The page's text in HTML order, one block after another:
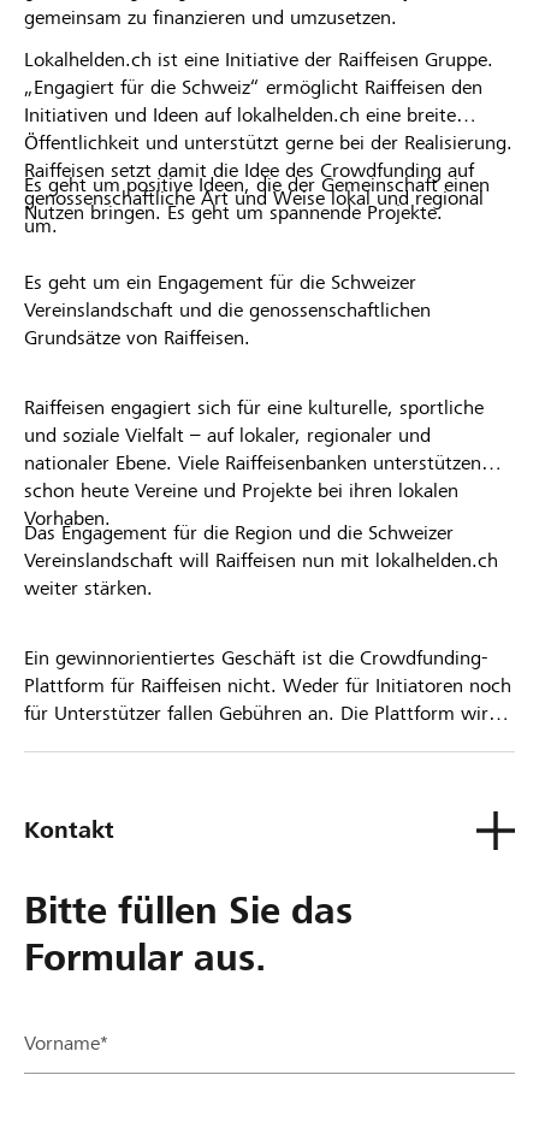
gemeinsam zu finanzieren und umzusetzen.
Lokalhelden.ch ist eine Initiative der Raiffeisen Gruppe.
„Engagiert für die Schweiz“ ermöglicht Raiffeisen den
Initiativen und Ideen auf lokalhelden.ch eine breite
Öffentlichkeit und unterstützt gerne bei der Realisierung.
Raiffeisen setzt damit die Idee des Crowdfunding auf
genossenschaftliche Art und Weise lokal und regional
um.
Es geht um positive Ideen, die der Gemeinschaft einen
Nutzen bringen. Es geht um spannende Projekte.
Es geht um ein Engagement für die Schweizer
Vereinslandschaft und die genossenschaftlichen
Grundsätze von Raiffeisen.
Raiffeisen engagiert sich für eine kulturelle, sportliche
und soziale Vielfalt – auf lokaler, regionaler und
nationaler Ebene. Viele Raiffeisenbanken unterstützen
schon heute Vereine und Projekte bei ihren lokalen
Vorhaben.
Das Engagement für die Region und die Schweizer
Vereinslandschaft will Raiffeisen nun mit lokalhelden.ch
weiter stärken.
Ein gewinnorientiertes Geschäft ist die Crowdfunding-
Plattform für Raiffeisen nicht. Weder für Initiatoren noch
für Unterstützer fallen Gebühren an. Die Plattform wird
Kontakt
Bitte füllen Sie das
Formular aus.
Vorname*